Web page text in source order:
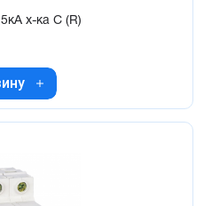
х-ка C (R)